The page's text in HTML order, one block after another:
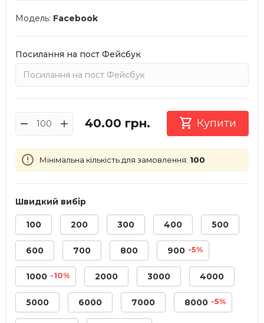
Модель: Facebook
Посилання на пост Фейсбук
40.00 грн.  Купити
Мінімальна кількість для замовлення: 100
Швидкий вибір
100 200 300 400 500
600 700 800 900 -5%
1000 -10% 2000 3000 4000
5000 6000 7000 8000 -5%